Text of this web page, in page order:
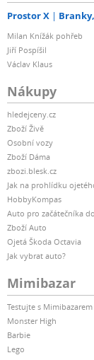
Prostor X
Milan Knížák pohřeb
Jiří Pospíšil
Václav Klaus
Nákupy
hledejceny.cz
Zboží Živě
Osobní vozy
Zboží Dáma
zbozi.blesk.cz
Jak na prohlídku
HobbyKompas
Auto pro začátečníka
Zboží Auto
Ojetá Škoda Octavia
Jak vybrat auto?
Mimibazar
Testujte s Mimibazarem
Monster High
Barbie
Lego